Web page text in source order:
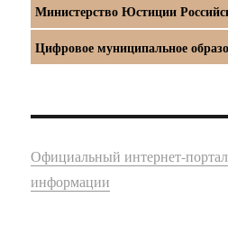
Министерство Юстиции
Цифровое муниципальное
Официальный интернет-
информации